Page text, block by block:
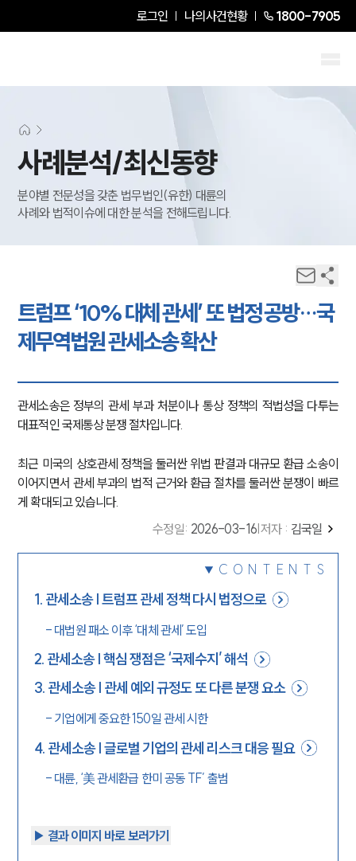
로그인 나의사건현황 1800-7905
사례분석/최신동향
분야별 전문성을 갖춘 법무법인(유한) 대륜의
사례와 법적이슈에 대한 분석을 전해드립니다.
트럼프 ‘10% 대체 관세’ 또 법정 공방…국
제무역법원 관세소송 확산
관세소송은 정부의 관세 부과 처분이나 통상 정책의 적법성을 다투는
대표적인 국제통상 분쟁 절차입니다.
최근 미국의 상호관세 정책을 둘러싼 위법 판결과 대규모 환급 소송이
이어지면서 관세 부과의 법적 근거와 환급 절차를 둘러싼 분쟁이 빠르
게 확대되고 있습니다.
수정일: 2026-03-16 저자 : 김국일
CONTENTS
1. 관세소송 | 트럼프 관세 정책 다시 법정으로
- 대법원 패소 이후 ‘대체 관세’ 도입
2. 관세소송 | 핵심 쟁점은 ‘국제수지’ 해석
3. 관세소송 | 관세 예외 규정도 또 다른 분쟁 요소
- 기업에게 중요한 150일 관세 시한
4. 관세소송 | 글로벌 기업의 관세 리스크 대응 필요
- 대륜, ‘美 관세환급 한미 공동 TF’ 출범
▶︎ 결과 이미지 바로 보러가기